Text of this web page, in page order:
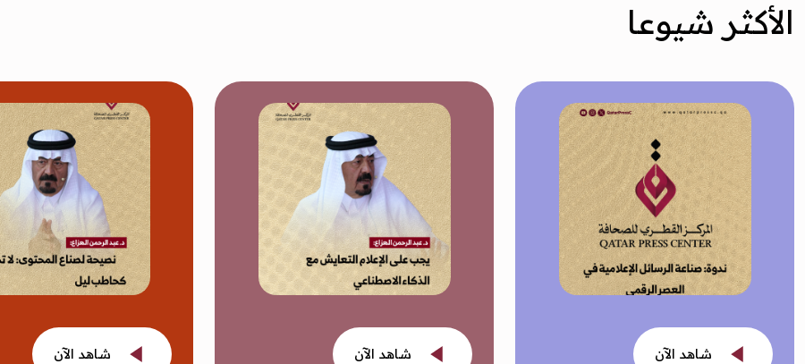
الأكثر شيوعا
شاهد الآن شاهد الآن شاهد الآن